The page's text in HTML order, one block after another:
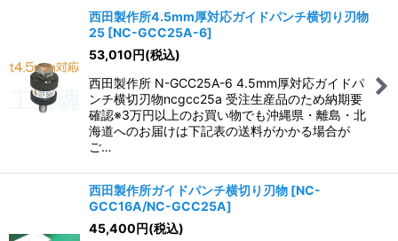
西田製作所4.5mm厚対応ガイドパンチ横切り刃物
25 [NC-GCC25A-6]
53,010円(税込)
西田製作所 N-GCC25A-6 4.5mm厚対応ガイドパ
ンチ横切刃物ncgcc25a 受注生産品のため納期要
確認※3万円以上のお買い物でも沖縄県・離島・北
海道へのお届けは下記表の送料がかかる場合が
ご…
西田製作所ガイドパンチ横切り刃物 [NC-
GCC16A/NC-GCC25A]
45,400円(税込)